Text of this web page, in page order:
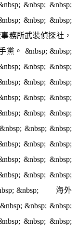
&nbsp; &nbsp;
&nbsp; &nbsp;
務所武裝偵探社，
。 &nbsp; &nbsp;
&nbsp; &nbsp;
&nbsp; &nbsp;
&nbsp; &nbsp;
&nbsp; &nbsp;
&nbsp; &nbsp;
&nbsp; &nbsp;
&nbsp; &nbsp;
&nbsp; &nbsp;
&nbsp; 海外
&nbsp; &nbsp;
&nbsp; &nbsp;